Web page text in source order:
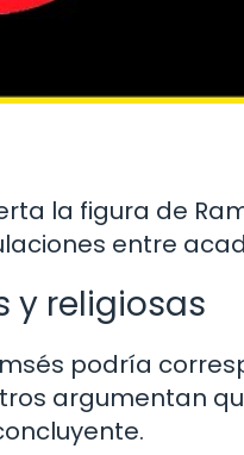
la figura de
entre
y religiosas
podría
argumentan